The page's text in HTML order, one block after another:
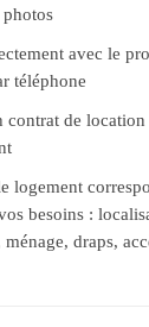
avec le
téléphone
contrat de
logement
besoins :
draps,